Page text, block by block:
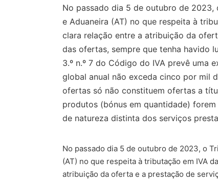
No passado dia 5 de outubro de 2023,
e Aduaneira (AT) no que respeita à
clara relação entre a atribuição da
das ofertas, sempre que tenha havido
3.º n.º 7 do Código do IVA prevê uma
global anual não exceda cinco por mil
ofertas só não constituem ofertas a
produtos (bónus em quantidade)
de natureza distinta dos serviços
No passado dia 5 de outubro de 2023, o
(AT) no que respeita à tributação em IVA
atribuição da oferta e a prestação de